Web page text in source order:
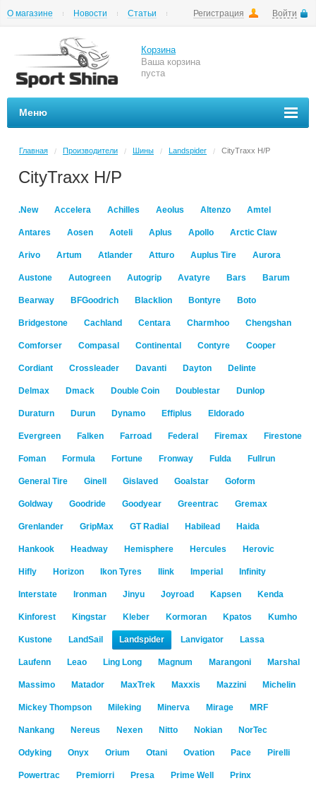
Регистрация Войти
О магазине Новости
Статьи
Корзина
Ваша корзина
пуста
Меню
Главная / Производители / Шины / Landspider / CityTraxx H/P
CityTraxx H/P
.New Accelera Achilles Aeolus Altenzo Amtel
Antares Aosen Aoteli Aplus Apollo Arctic Claw
Arivo Artum Atlander Atturo Auplus Tire Aurora
Austone Autogreen Autogrip Avatyre Bars Barum
Bearway BFGoodrich Blacklion Bontyre Boto
Bridgestone Cachland Centara Charmhoo Chengshan
Comforser Compasal Continental Contyre Cooper
Cordiant Crossleader Davanti Dayton Delinte
Delmax Dmack Double Coin Doublestar Dunlop
Duraturn Durun Dynamo Effiplus Eldorado
Evergreen Falken Farroad Federal Firemax Firestone
Foman Formula Fortune Fronway Fulda Fullrun
General Tire Ginell Gislaved Goalstar Goform
Goldway Goodride Goodyear Greentrac Gremax
Grenlander GripMax GT Radial Habilead Haida
Hankook Headway Hemisphere Hercules Herovic
Hifly Horizon Ikon Tyres Ilink Imperial Infinity
Interstate Ironman Jinyu Joyroad Kapsen Kenda
Kinforest Kingstar Kleber Kormoran Kpatos Kumho
Kustone LandSail Landspider Lanvigator Lassa
Laufenn Leao Ling Long Magnum Marangoni Marshal
Massimo Matador MaxTrek Maxxis Mazzini Michelin
Mickey Thompson Mileking Minerva Mirage MRF
Nankang Nereus Nexen Nitto Nokian NorTec
Odyking Onyx Orium Otani Ovation Pace Pirelli
Powertrac Premiorri Presa Prime Well Prinx